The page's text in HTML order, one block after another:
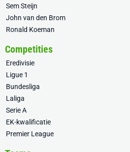
Sem Steijn
John van den Brom
Ronald Koeman
Competities
Eredivisie
Ligue 1
Bundesliga
Laliga
Serie A
EK-kwalificatie
Premier League